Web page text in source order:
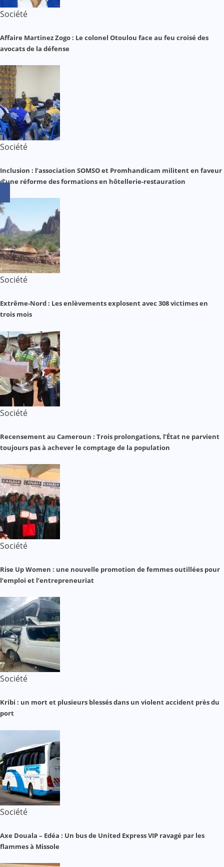
Société
Affaire Martinez Zogo : Le colonel Otoulou face au feu croisé des
avocats de la défense
Société
Inclusion : l’association SOMSO et Promhandicam militent en faveur
d’une réforme des formations en hôtellerie-restauration
Société
Extrême-Nord : Les enlèvements explosent avec 308 victimes en
trois mois
Société
Recensement au Cameroun : Trois prolongations, l’État ne parvient
toujours pas à achever le comptage de la population
Société
Rise Up Women : une nouvelle promotion de femmes outillées pour
l’emploi et l’entrepreneuriat
Société
Kribi : un mort et plusieurs blessés dans un violent accident près du
port
Société
Axe Douala – Edéa : Un bus de United Express VIP ravagé par les
flammes à Missole